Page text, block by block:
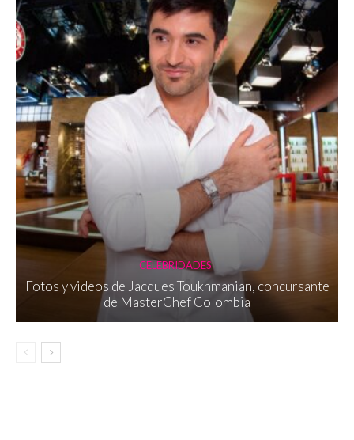
CELEBRIDADES
Fotos y videos de Jacques Toukhmanian, concursante
de MasterChef Colombia